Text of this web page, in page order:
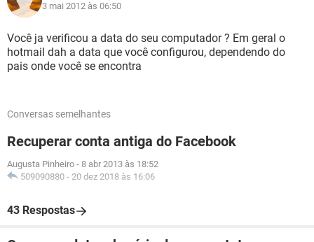
3 mai 2012 às 06:50
Você ja verificou a data do seu computador ? Em geral o
hotmail dah a data que você configurou, dependendo do
pais onde você se encontra
Conversas semelhantes
Recuperar conta antiga do Facebook
Augusta Pinheiro - 8 abr 2013 às 18:52
509090880 - 20 dez 2018 às 16:06
43 Respostas